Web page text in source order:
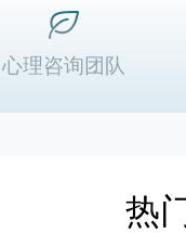
心理咨询团队
热